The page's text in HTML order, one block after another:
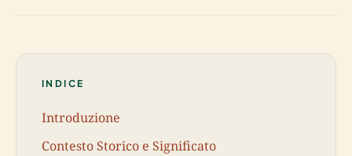
INDICE
Introduzione
Contesto Storico e Significato